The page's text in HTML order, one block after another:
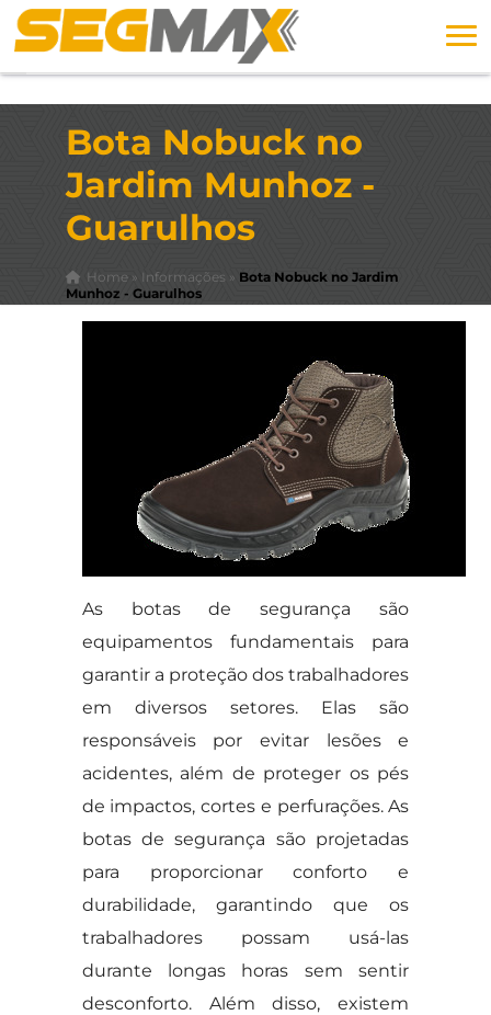
Bota Nobuck no
Jardim Munhoz -
Guarulhos
Home» Informações » Bota Nobuck no Jardim
Munhoz - Guarulhos
As botas de segurança são
equipamentos fundamentais para
garantir a proteção dos trabalhadores
em diversos setores. Elas são
responsáveis por evitar lesões e
acidentes, além de proteger os pés
de impactos, cortes e perfurações. As
botas de segurança são projetadas
para proporcionar conforto e
durabilidade, garantindo que os
trabalhadores possam usá-las
durante longas horas sem sentir
desconforto. Além disso, existem